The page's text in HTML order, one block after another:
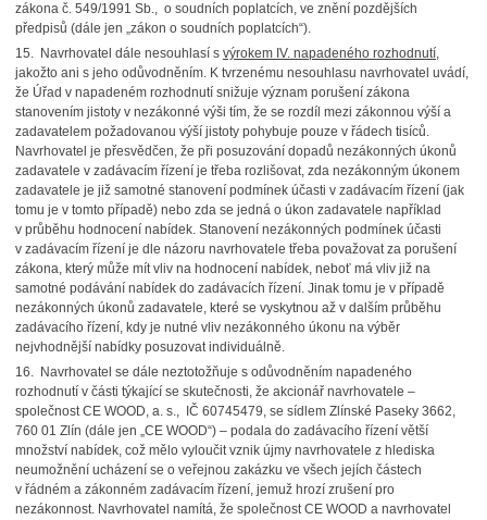
zákona č. 549/1991 Sb., o soudních poplatcích, ve znění pozdějších
předpisů (dále jen „zákon o soudních poplatcích“).
15. Navrhovatel dále nesouhlasí s výrokem IV. napadeného rozhodnutí,
jakožto ani s jeho odůvodněním. K tvrzenému nesouhlasu navrhovatel uvádí,
že Úřad v napadeném rozhodnutí snižuje význam porušení zákona
stanovením jistoty v nezákonné výši tím, že se rozdíl mezi zákonnou výší a
zadavatelem požadovanou výší jistoty pohybuje pouze v řádech tisíců.
Navrhovatel je přesvědčen, že při posuzování dopadů nezákonných úkonů
zadavatele v zadávacím řízení je třeba rozlišovat, zda nezákonným úkonem
zadavatele je již samotné stanovení podmínek účasti v zadávacím řízení (jak
tomu je v tomto případě) nebo zda se jedná o úkon zadavatele například
v průběhu hodnocení nabídek. Stanovení nezákonných podmínek účasti
v zadávacím řízení je dle názoru navrhovatele třeba považovat za porušení
zákona, který může mít vliv na hodnocení nabídek, neboť má vliv již na
samotné podávání nabídek do zadávacích řízení. Jinak tomu je v případě
nezákonných úkonů zadavatele, které se vyskytnou až v dalším průběhu
zadávacího řízení, kdy je nutné vliv nezákonného úkonu na výběr
nejvhodnější nabídky posuzovat individuálně.
16. Navrhovatel se dále neztotožňuje s odůvodněním napadeného
rozhodnutí v části týkající se skutečnosti, že akcionář navrhovatele –
společnost CE WOOD, a. s., IČ 60745479, se sídlem Zlínské Paseky 3662,
760 01 Zlín (dále jen „CE WOOD“) – podala do zadávacího řízení větší
množství nabídek, což mělo vyloučit vznik újmy navrhovatele z hlediska
neumožnění ucházení se o veřejnou zakázku ve všech jejích částech
v řádném a zákonném zadávacím řízení, jemuž hrozí zrušení pro
nezákonnost. Navrhovatel namítá, že společnost CE WOOD a navrhovatel